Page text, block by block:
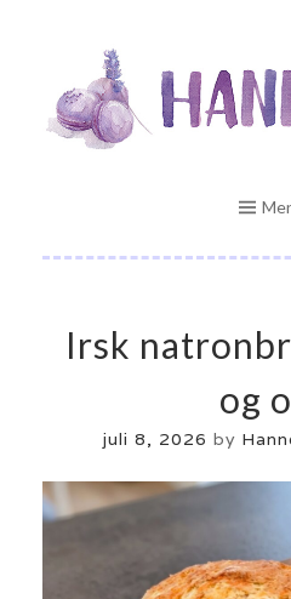
content
HANNEMAD.DK
Opskrifter til hverdag og fest
Irsk
og
juli 8, 2026 by